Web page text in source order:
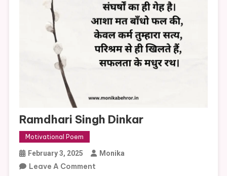
Ramdhari Singh Dinkar
Motivational Poem
February 3, 2025 Monika
Leave A CommentOn